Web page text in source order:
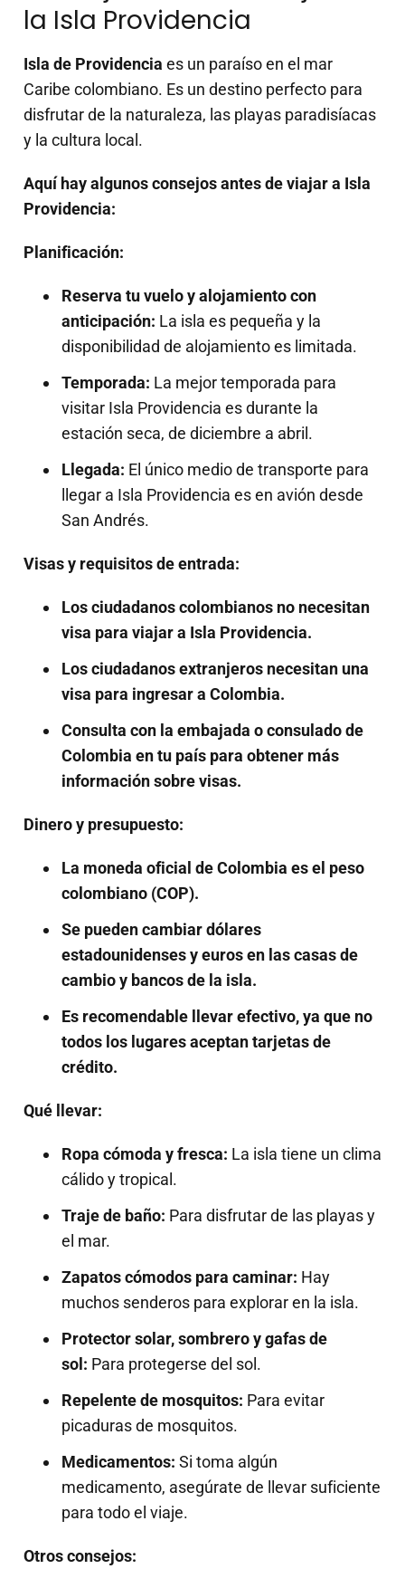
la Isla Providencia
Isla de Providencia es un paraíso en el mar
Caribe colombiano. Es un destino perfecto para
disfrutar de la naturaleza, las playas paradisíacas
y la cultura local.
Aquí hay algunos consejos antes de viajar a Isla
Providencia:
Planificación:
Reserva tu vuelo y alojamiento con
anticipación: La isla es pequeña y la
disponibilidad de alojamiento es limitada.
Temporada: La mejor temporada para
visitar Isla Providencia es durante la
estación seca, de diciembre a abril.
Llegada: El único medio de transporte para
llegar a Isla Providencia es en avión desde
San Andrés.
Visas y requisitos de entrada:
Los ciudadanos colombianos no necesitan
visa para viajar a Isla Providencia.
Los ciudadanos extranjeros necesitan una
visa para ingresar a Colombia.
Consulta con la embajada o consulado de
Colombia en tu país para obtener más
información sobre visas.
Dinero y presupuesto:
La moneda oficial de Colombia es el peso
colombiano (COP).
Se pueden cambiar dólares
estadounidenses y euros en las casas de
cambio y bancos de la isla.
Es recomendable llevar efectivo, ya que no
todos los lugares aceptan tarjetas de
crédito.
Qué llevar:
Ropa cómoda y fresca: La isla tiene un clima
cálido y tropical.
Traje de baño: Para disfrutar de las playas y
el mar.
Zapatos cómodos para caminar: Hay
muchos senderos para explorar en la isla.
Protector solar, sombrero y gafas de
sol: Para protegerse del sol.
Repelente de mosquitos: Para evitar
picaduras de mosquitos.
Medicamentos: Si toma algún
medicamento, asegúrate de llevar suficiente
para todo el viaje.
Otros consejos: